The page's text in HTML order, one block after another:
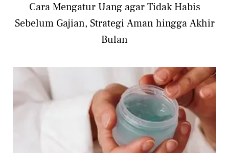
Cara Mengatur Uang agar Tidak Habis
Sebelum Gajian, Strategi Aman hingga Akhir
Bulan